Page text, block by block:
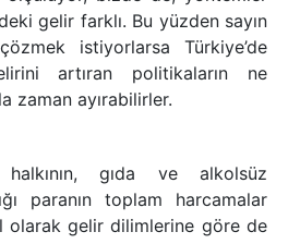
gelir farklı. Bu yüzden sayın
istiyorlarsa Türkiye’de
artıran politikaların ne
zaman ayırabilirler.
halkının, gıda ve alkolsüz
paranın toplam harcamalar
olarak gelir dilimlerine göre de